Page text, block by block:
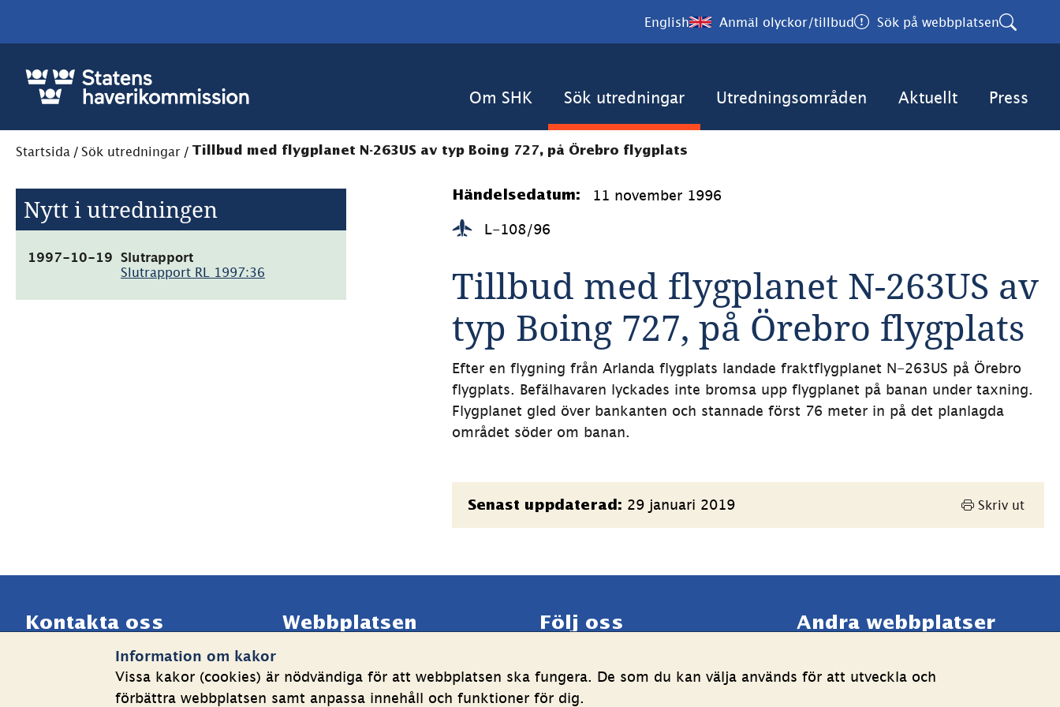
Information om kakor
Vissa kakor (cookies) är nödvändiga för att webbplatsen ska fungera. De som du kan välja används för att utveckla och
förbättra webbplatsen samt anpassa innehåll och funktioner för dig.
English Anmäl olyckor/tillbud Sök på webbplatsen
Om SHK Sök utredningar Utredningsområden Aktuellt Press
Startsida / Sök utredningar / Tillbud med flygplanet N-263US av typ Boing 727, på Örebro flygplats
Nytt i utredningen
1997-10-19
Slutrapport
Slutrapport RL 1997:36
(pdf,
Händelsedatum: 11 november 1996
L-108/96
Tillbud med flygplanet N-263US av
typ Boing 727, på Örebro flygplats
Efter en flygning från Arlanda flygplats landade fraktflygplanet N-263US på Örebro
flygplats. Befälhavaren lyckades inte bromsa upp flygplanet på banan under taxning.
Flygplanet gled över bankanten och stannade först 76 meter in på det planlagda
området söder om banan.
Sidinformation
Senast uppdaterad: 29 januari 2019 Skriv ut
Kontakta oss
Telefon växel: 08-508 862
info@shk.se
Webbplatsen
Behandling av personuppgifter
Följ oss
LinkedIn
(länk
YouTube
Andra webbplatser